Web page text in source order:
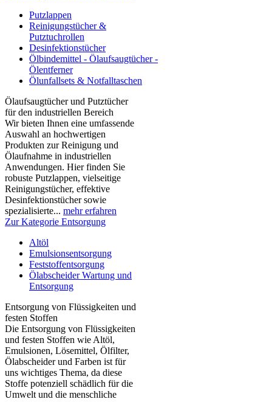
Putzlappen
Reinigungstücher &
Putztuchrollen
Desinfektionstücher
Ölbindemittel - Ölaufsaugtücher -
Ölentferner
Ölunfallsets & Notfalltaschen
Ölaufsaugtücher und Putztücher
für den industriellen Bereich
Wir bieten Ihnen eine umfassende
Auswahl an hochwertigen
Produkten zur Reinigung und
Ölaufnahme in industriellen
Anwendungen. Hier finden Sie
robuste Putzlappen, vielseitige
Reinigungstücher, effektive
Desinfektionstücher sowie
spezialisierte... mehr erfahren
Zur Kategorie Entsorgung
Altöl
Emulsionsentsorgung
Feststoffentsorgung
Ölabscheider Wartung und
Entsorgung
Entsorgung von Flüssigkeiten und
festen Stoffen
Die Entsorgung von Flüssigkeiten
und festen Stoffen wie Altöl,
Emulsionen, Lösemittel, Ölfilter,
Ölabscheider und Farben ist für
uns wichtiges Thema, da diese
Stoffe potenziell schädlich für die
Umwelt und die menschliche